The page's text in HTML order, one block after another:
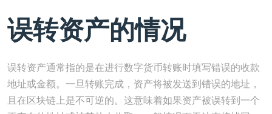
误转资产的情况
误转资产通常指的是在进行数字货币转账时填写错误的收款
地址或金额。一旦转账完成，资产将被发送到错误的地址，
且在区块链上是不可逆的。这意味着如果资产被误转到一个